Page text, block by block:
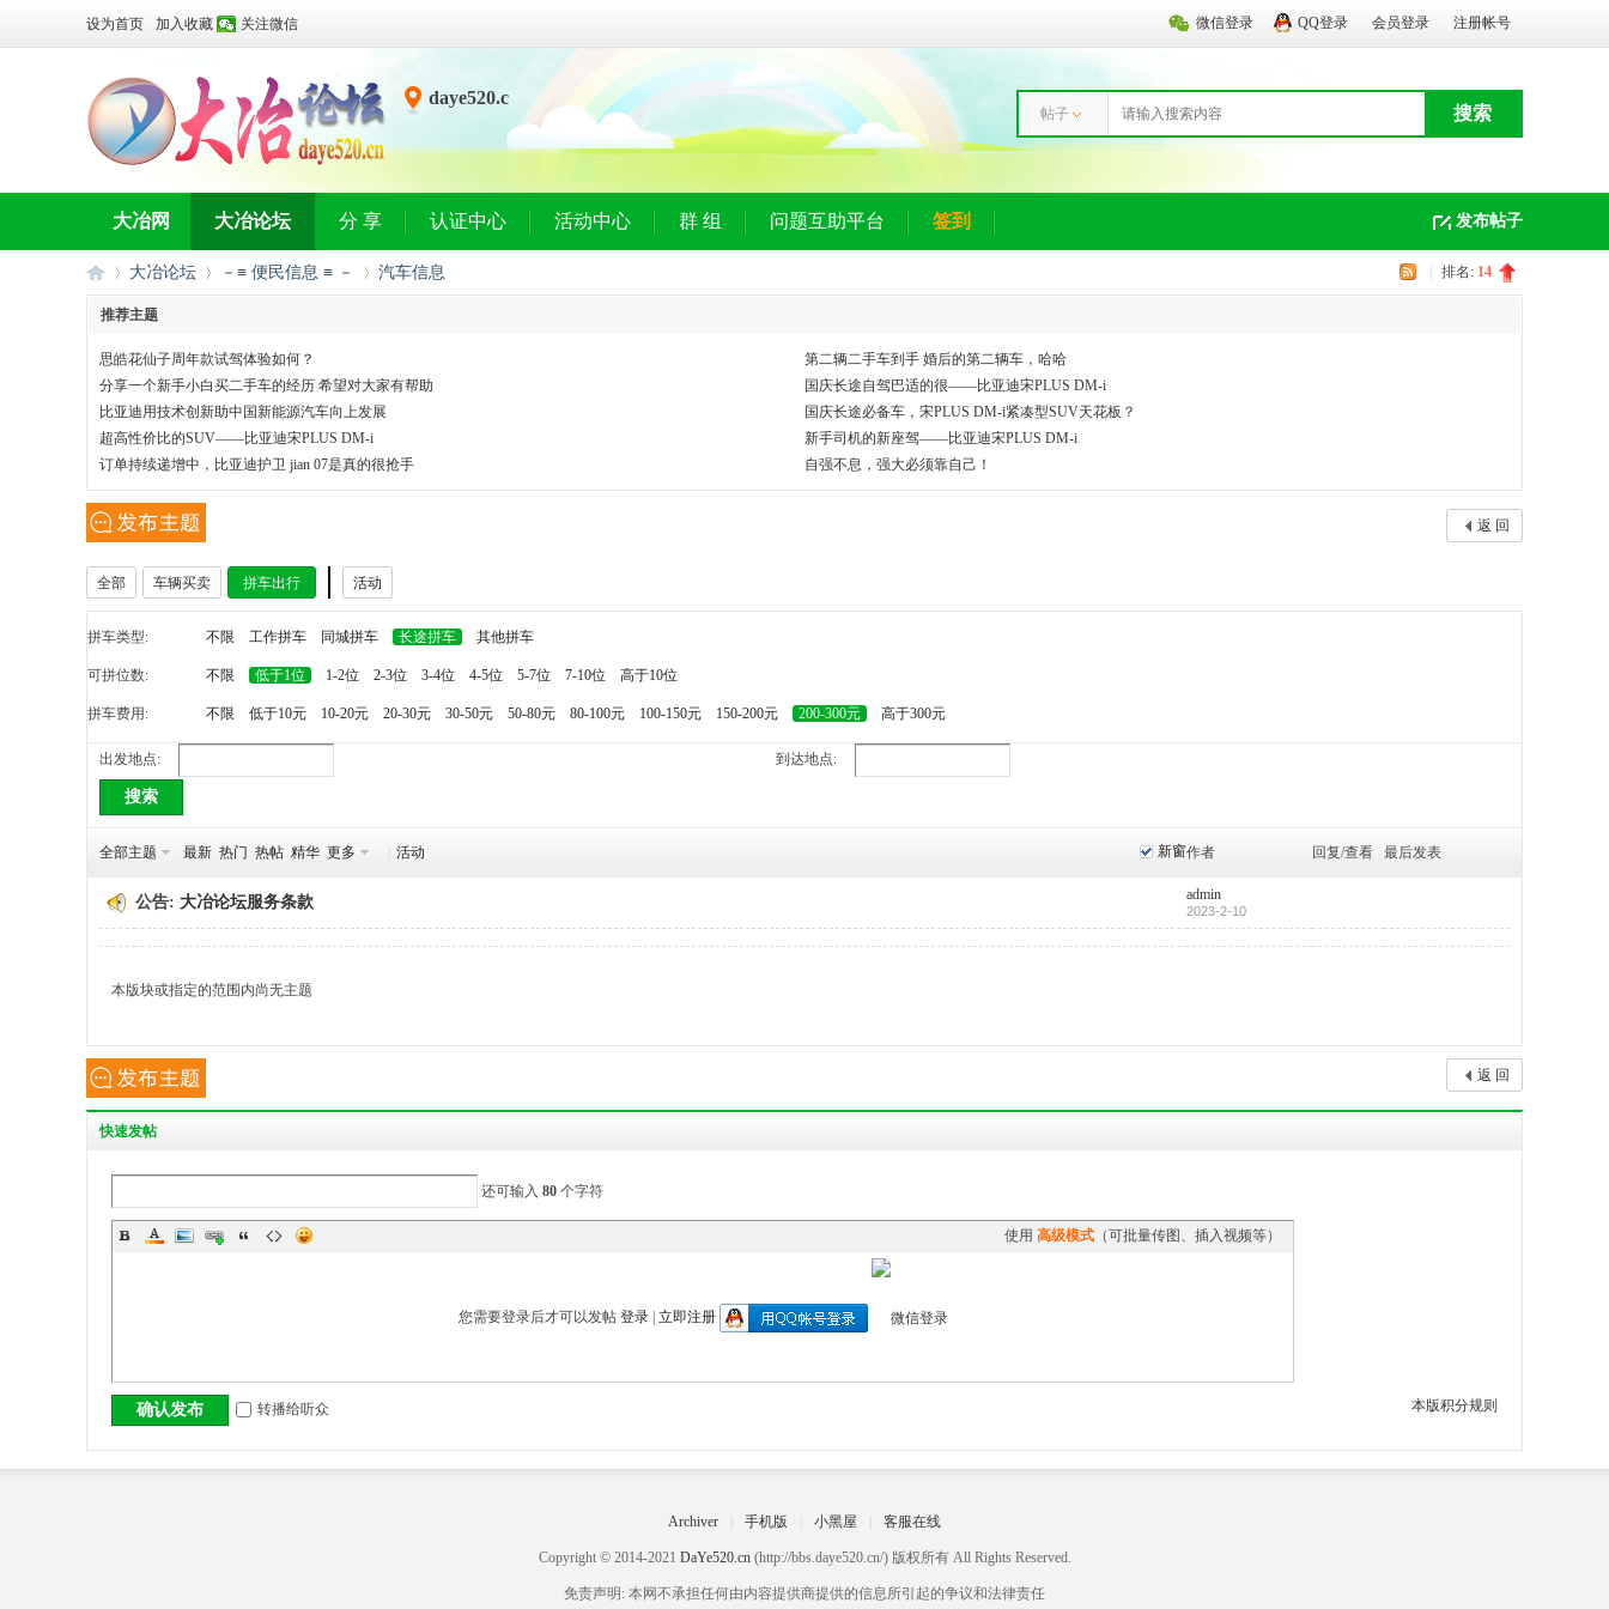
微信登录 QQ登录 会员登录 注册帐号
设为首页 加入收藏 关注微信
daye520.c
帖子 搜索
发布帖子
大冶网 大冶论坛 分 享 认证中心 活动中心 群 组 问题互助平台 签到
冶
网
丨
»
大冶论坛 －≡ 便民信息 ≡ －
›
汽车信息 排名: 14
推荐主题
思皓花仙子周年款试驾体验如何？
第二辆二手车到手 婚后的第二辆车，哈哈
分享一个新手小白买二手车的经历 希望对大家有帮助
国庆长途自驾巴适的很——比亚迪宋PLUS DM-i
比亚迪用技术创新助中国新能源汽车向上发展
国庆长途必备车，宋PLUS DM-i紧凑型SUV天花板？
超高性价比的SUV——比亚迪宋PLUS DM-i
新手司机的新座驾——比亚迪宋PLUS DM-i
订单持续递增中，比亚迪护卫 jian 07是真的很抢手
自强不息，强大必须靠自己！
返 回
全部 车辆买卖 拼车出行 活动
拼车类型: 不限 工作拼车 同城拼车 长途拼车 其他拼车
可拼位数: 不限 低于1位 1-2位 2-3位 3-4位 4-5位 5-7位 7-10位 高于10位
拼车费用: 不限 低于10元 10-20元 20-30元 30-50元 50-80元 80-100元 100-150元 150-200元 200-300元 高于300元
出发地点: 到达地点:
搜索
新窗
全部主题 最新 热门 热帖 精华 更多 活动 作者 回复/查看 最后发表
公告: 大冶论坛服务条款 admin
2023-2-10
本版块或指定的范围内尚无主题
返 回
快速发帖
还可输入 80 个字符
使用 高级模式 （可批量传图、插入视频等）
您需要登录后才可以发帖 登录| 立即注册
本版积分规则
确认发布 转播给听众
Archiver 手机版 小黑屋 客服在线
Copyright © 2014-2021 DaYe520.cn(http://bbs.daye520.cn/) 版权所有 All Rights Reserved.
免责声明: 本网不承担任何由内容提供商提供的信息所引起的争议和法律责任